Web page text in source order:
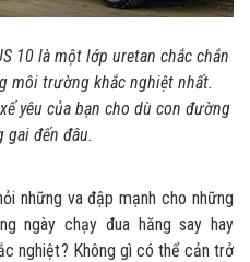
10 là một lớp uretan chắc chắn
môi trường khắc nghiệt nhất.
yêu của bạn cho dù con đường
gai đến đâu.
những va đập mạnh cho những
ngày chạy đua hăng say hay
nghiệt? Không gì có thể cản trở